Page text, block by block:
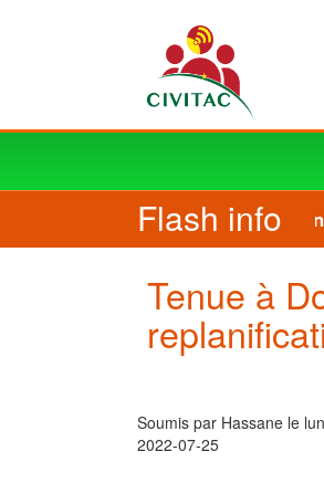
Main
navigation
Flash info
Formation
Tenue à
Soumis par Hassane le
2022-07-25